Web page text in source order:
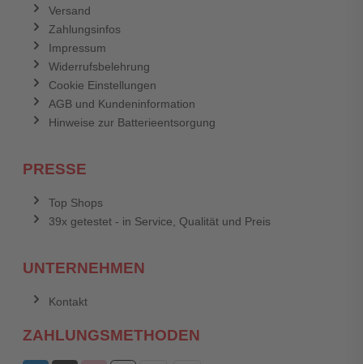
Versand
Zahlungsinfos
Impressum
Widerrufsbelehrung
Cookie Einstellungen
AGB und Kundeninformation
Hinweise zur Batterieentsorgung
PRESSE
Top Shops
39x getestet - in Service, Qualität und Preis
UNTERNEHMEN
Kontakt
ZAHLUNGSMETHODEN